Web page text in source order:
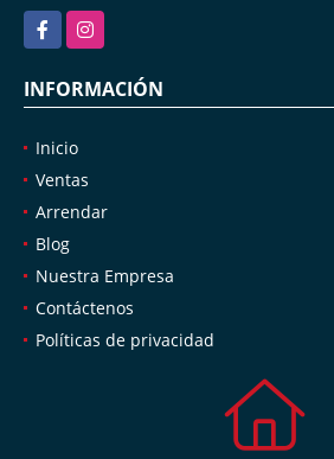
FacebookInstagram
INFORMACIÓN
Inicio
Ventas
Arrendar
Blog
Nuestra Empresa
Contáctenos
Políticas de privacidad